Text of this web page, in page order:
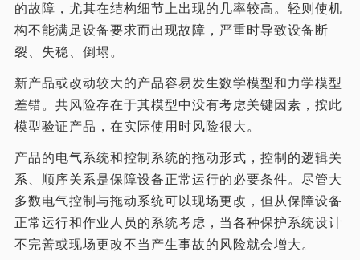
的故障，尤其在结构细节上出现的几率较高。轻则使机
构不能满足设备要求而出现故障，严重时导致设备断
裂、失稳、倒塌。
新产品或改动较大的产品容易发生数学模型和力学模型
差错。共风险存在于其模型中没有考虑关键因素，按此
模型验证产品，在实际使用时风险很大。
产品的电气系统和控制系统的拖动形式，控制的逻辑关
系、顺序关系是保障设备正常运行的必要条件。尽管大
多数电气控制与拖动系统可以现场更改，但从保障设备
正常运行和作业人员的系统考虑，当各种保护系统设计
不完善或现场更改不当产生事故的风险就会增大。